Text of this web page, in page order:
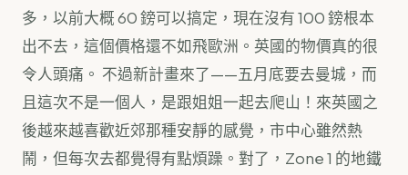
多，以前大概 60 鎊可以搞定，現在沒有 100 鎊根本
出不去，這個價格還不如飛歐洲。英國的物價真的很
令人頭痛。 不過新計畫來了——五月底要去曼城，而
且這次不是一個人，是跟姐姐一起去爬山！來英國之
後越來越喜歡近郊那種安靜的感覺，市中心雖然熱
鬧，但每次去都覺得有點煩躁。對了，Zone 1 的地鐵